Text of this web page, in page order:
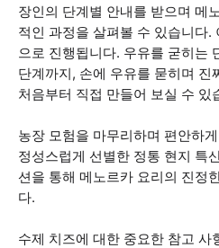
장인의 단계별 안내를 받으며 메
적인 과정을 살펴볼 수 있습니다.
으로 진행됩니다. 우유를 굳히는
단계까지, 손에 우유를 묻히며 진
처음부터 직접 만들어 보실 수 있
농장 모험을 마무리하며 편안하
정성스럽게 선별한 정통 현지 특
션을 통해 메노르카 요리의 진정
다.
수제 치즈에 대한 중요한 참고 사